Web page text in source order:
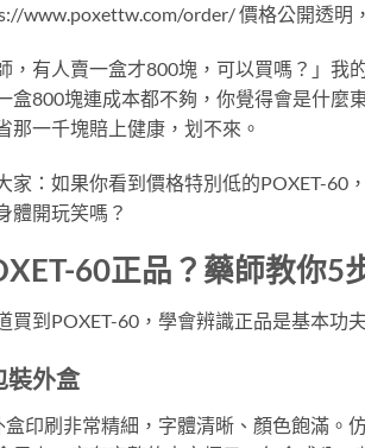
www.poxettw.com/order/ 價格公開透明
，有人賣一盒才800塊，可以買嗎？」
盒800塊連成本都不夠，你覺得會是什麼
那一千塊賠上健康，划不來。
家：如果你看到價格特別低的POXET-
體開玩笑嗎？
60正品？藥師教你5
買到POXET-60，學會辨識正品是基本功
裝外盒
盒印刷非常精細，字體清晰、顏色飽滿。